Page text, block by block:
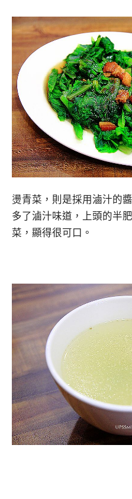
燙青菜，則是採用滷汁的
多了滷汁味道，上頭的半
菜，顯得很可口。